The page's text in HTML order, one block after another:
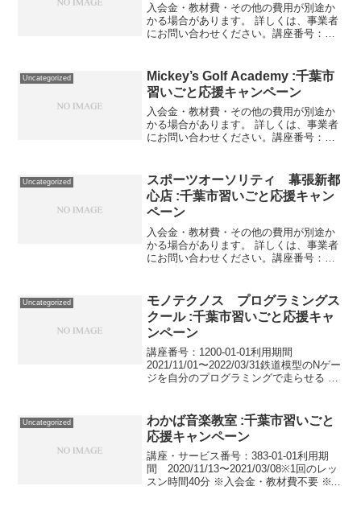
入会金・教材費・その他の費用が別途か
かる場合があります。 詳しくは、事業者
にお問い合わせください。講座番号：
幼児対象。講座番号：1706-0...
Uncategorized
Mickey’s Golf Academy :千葉市
習いごと応援キャンペーン
入会金・教材費・その他の費用が別途か
かる場合があります。 詳しくは、事業者
にお問い合わせください。講座番号：
2022/02/14ゴルフコースラウ...
Uncategorized
スポーツオーソリティ 幕張新都
心店 :千葉市習いごと応援キャン
ペーン
入会金・教材費・その他の費用が別途か
かる場合があります。 詳しくは、事業者
にお問い合わせください。講座番号：
回60分／幼児対象講座番号：13...
Uncategorized
モノテクノス プログラミングス
クール :千葉市習いごと応援キャ
ンペーン
講座番号：1200-01-01利用期間
2021/11/01〜2022/03/31鉄道模型のNゲー
ジを自分のプログラミングで走らせる 週
02事業者提供価...
Uncategorized
わかば音楽教室 :千葉市習いごと
応援キャンペーン
講座・サービス番号：383-01-01利用期
間 2020/11/13〜2021/03/08※1回のレッ
スン時間40分 ※入会金・教材費不要 ※年